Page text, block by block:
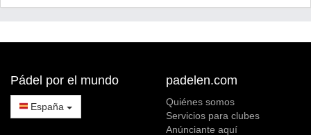
Pádel por el mundo
España
padelen.com
Quiénes somos
Servicios para clubes
Anúnciante aquí